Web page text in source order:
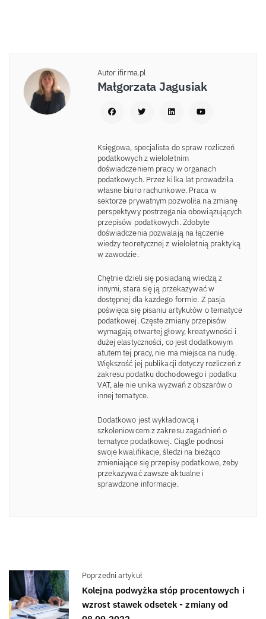
Autor ifirma.pl
Małgorzata Jagusiak
Księgowa, specjalista do spraw rozliczeń
podatkowych z wieloletnim
doświadczeniem pracy w organach
podatkowych. Przez kilka lat prowadziła
własne biuro rachunkowe. Praca w
sektorze prywatnym pozwoliła na zmianę
perspektywy postrzegania obowiązujących
przepisów podatkowych. Zdobyte
doświadczenia pozwalają na łączenie
wiedzy teoretycznej z wieloletnią praktyką
w zawodzie.
Chętnie dzieli się posiadaną wiedzą z
innymi, stara się ją przekazywać w
dostępnej dla każdego formie. Z pasja
poświęca się pisaniu artykułów o tematyce
podatkowej. Częste zmiany przepisów
wymagają otwartej głowy, kreatywności i
dużej elastyczności, co jest dodatkowym
atutem tej pracy, nie ma miejsca na nudę.
Większość jej publikacji dotyczy rozliczeń z
zakresu podatku dochodowego i podatku
VAT, ale nie unika wyzwań z obszarów o
innej tematyce.
Dodatkowo jest wykładowcą i
szkoleniowcem z zakresu zagadnień o
tematyce podatkowej. Ciągle podnosi
swoje kwalifikacje, śledzi na bieżąco
zmieniające się przepisy podatkowe, żeby
przekazywać zawsze aktualne i
sprawdzone informacje.
Poprzedni artykuł
Kolejna podwyżka stóp procentowych i
wzrost stawek odsetek - zmiany od